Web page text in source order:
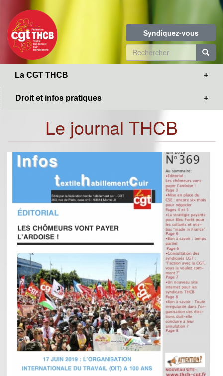
contenu
principal
Syndiquez-vous
Formulaire
de
La CGT THCB
Droit et infos pratiques
Le journal THCB